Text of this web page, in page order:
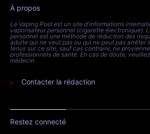
À propos
Le Vaping Post est un site d'informations
vaporisateur personnel (cigarette électronique).
personnel est une méthode de réduction des
adulte qui ne veut pas ou qui ne peut pas arrêter
tenus sur ce site, sauf cas contraire, ne
professionnels de santé. En cas de doute,
médecin.
Contacter la rédaction
Restez connecté